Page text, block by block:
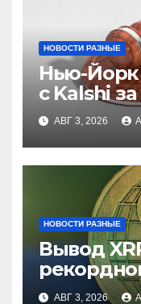
НОВОСТИ РАЗНЫЕ
Нью-Йорк
с Kalshi
ставки
АВГ 3, 2026
НОВОСТИ РАЗНЫЕ
Вывод
летАВГ 3, 2026